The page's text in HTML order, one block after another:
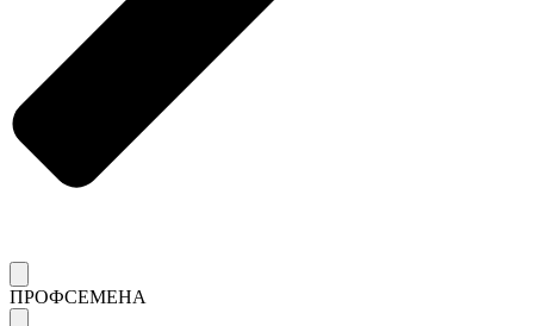
ПРОФСЕМЕНА